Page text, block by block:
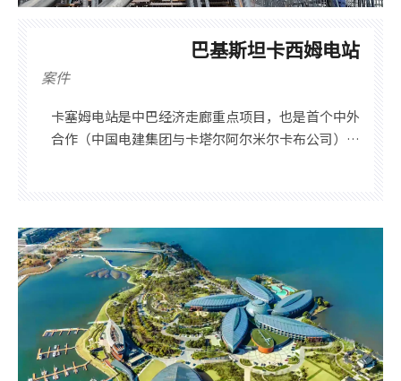
巴基斯坦卡西姆电站
案件
卡塞姆电站是中巴经济走廊重点项目，也是首个中外
合作（中国电建集团与卡塔尔阿尔米尔卡布公司）投